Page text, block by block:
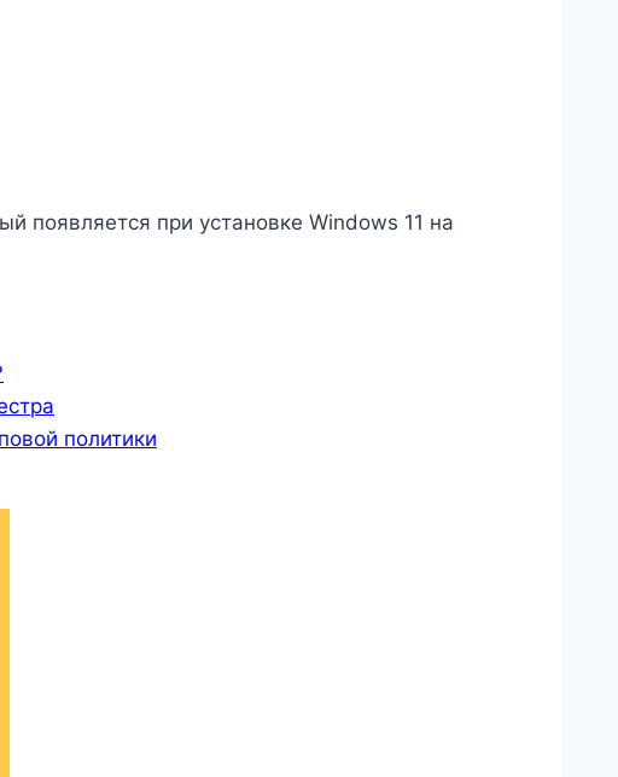
появляется при установке Windows 11 на
политики